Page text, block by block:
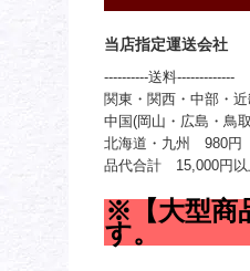
当店指定運送会社
----------送料-------------
関東・関西・中部・
中国(岡山・広島・鳥
北海道・九州 980円
品代合計 15,000円
※【大型商
す。